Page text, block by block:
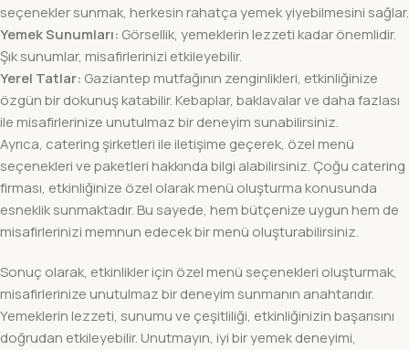
seçenekler sunmak, herkesin rahatça yemek yiyebilmesini sağlar.
Yemek Sunumları: Görsellik, yemeklerin lezzeti kadar önemlidir.
Şık sunumlar, misafirlerinizi etkileyebilir.
Yerel Tatlar: Gaziantep mutfağının zenginlikleri, etkinliğinize
özgün bir dokunuş katabilir. Kebaplar, baklavalar ve daha fazlası
ile misafirlerinize unutulmaz bir deneyim sunabilirsiniz.
Ayrıca, catering şirketleri ile iletişime geçerek, özel menü
seçenekleri ve paketleri hakkında bilgi alabilirsiniz. Çoğu catering
firması, etkinliğinize özel olarak menü oluşturma konusunda
esneklik sunmaktadır. Bu sayede, hem bütçenize uygun hem de
misafirlerinizi memnun edecek bir menü oluşturabilirsiniz.
Sonuç olarak, etkinlikler için özel menü seçenekleri oluşturmak,
misafirlerinize unutulmaz bir deneyim sunmanın anahtarıdır.
Yemeklerin lezzeti, sunumu ve çeşitliliği, etkinliğinizin başarısını
doğrudan etkileyebilir. Unutmayın, iyi bir yemek deneyimi,